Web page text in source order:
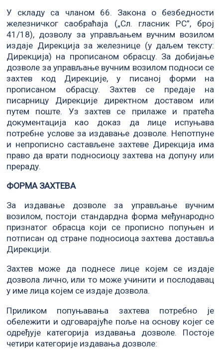
У складу са чланом 66. Закона о безбедности
железничког саобраћаја („Сл. гласник РС”, број
41/18), дозволу за управљањем вучним возилом
издаје Дирекција за железнице (у даљем тексту:
Дирекција) на прописаном обрасцу. За добијање
дозволе за управљање вучним возилом подноси се
захтев код Дирекције, у писаној форми на
прописаном обрасцу. Захтев се предаје на
писарницу Дирекције директном доставом или
путем поште. Уз захтев се прилаже и пратећа
документација као доказ да лице испуњава
потребне услове за издавање дозволе. Непотпуне
и непрописно састављене захтеве Дирекција има
право да врати подносиоцу захтева на допуну или
прераду.
ФОРМА ЗАХТЕВА
За издавање дозволе за управљање вучним
возилом, постоји стандардна форма међународно
признатог обрасца који се прописно попуњен и
потписан од стране подносиоца захтева доставља
Дирекцији.
Захтев може да поднесе лице којем се издаје
дозвола лично, или то може учинити и послодавац
у име лица којем се издаје дозвола.
Приликом попуњавања захтева потребно је
обележити и одговарајуће поље на основу којег се
одређује категорија издавања дозволе. Постоје
четири категорије издавања дозволе: